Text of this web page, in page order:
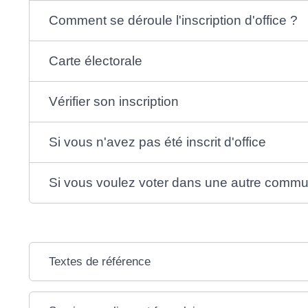
Comment se déroule l'inscription d'office ?
Carte électorale
Vérifier son inscription
Si vous n'avez pas été inscrit d'office
Si vous voulez voter dans une autre
Textes de référence